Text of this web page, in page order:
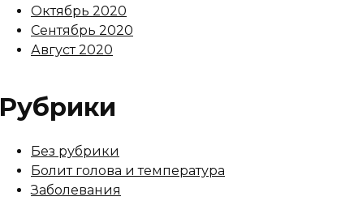
Октябрь 2020
Сентябрь 2020
Август 2020
Рубрики
Без рубрики
Болит голова и температура
Заболевания